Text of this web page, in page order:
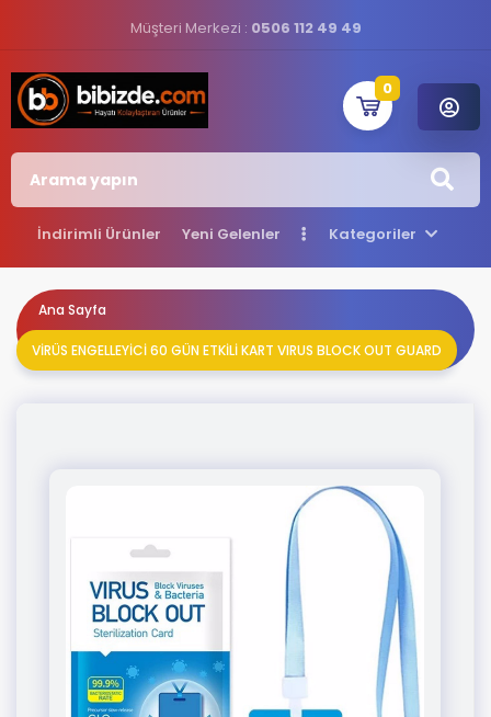
Müşteri Merkezi : 0506 112 49 49
0
İndirimli Ürünler Yeni Gelenler Kategoriler
Ana Sayfa
VİRÜS ENGELLEYİCİ 60 GÜN ETKİLİ KART VIRUS BLOCK OUT GUARD